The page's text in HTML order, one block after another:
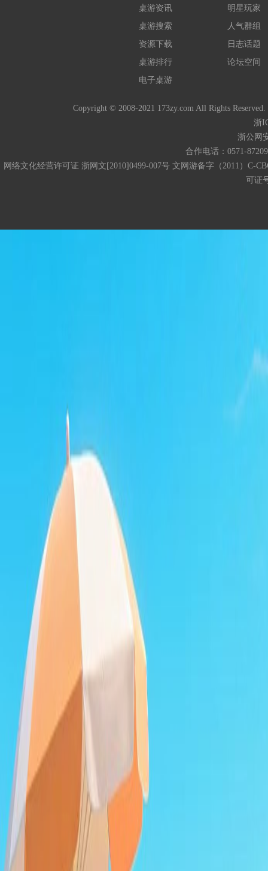
桌游资讯
桌游搜索
资源下载
桌游排行
电子桌游
明星玩家
人气群组
日志话题
论坛空间
Copyright © 2008-2021 173zy.com All Rights
浙
浙公网
合作电话：0571-
网络文化经营许可证 浙网文[2010]0499-007号 文网游备字（2011）C-
可证